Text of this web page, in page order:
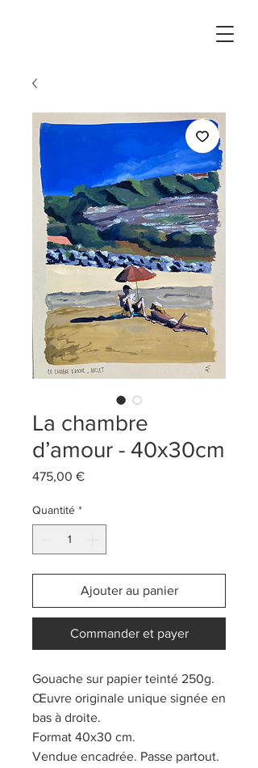
La chambre
d’amour - 40x30cm
475,00 €Prix
Quantité *
Ajouter au panier
Commander et payer
Gouache sur papier teinté 250g.
Œuvre originale unique signée en
bas à droite.
Format 40x30 cm.
Vendue encadrée. Passe partout.